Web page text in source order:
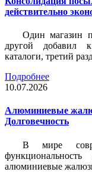
действительно
Один магазин
другой добавил
каталоги, третий
Подробнее
10.07.2026
Алюминиевые
Долговечность
В мире
алюминиевые